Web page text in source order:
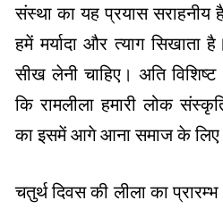
संस्था का यह प्रयास सराहनीय
हमें मर्यादा और त्याग
सीख लेनी चाहिए। अति
कि रामलीला हमारी लोक
का इसमें आगे आना समाज के
चतुर्थ दिवस की लीला का